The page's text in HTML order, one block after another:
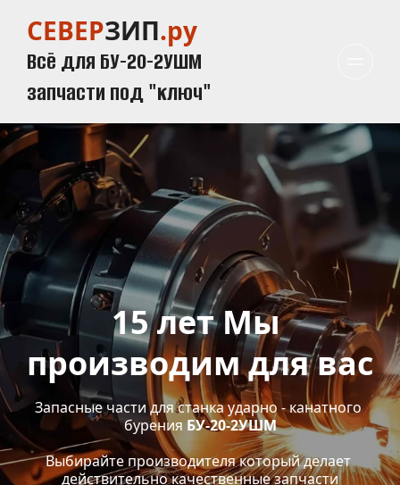
СЕВЕРЗИП.ру
Всё для БУ-20-2УШМ
запчасти под "ключ"
15 лет Мы
производим для вас
Запасные части для станка ударно - канатного
бурения БУ-20-2УШМ
Выбирайте производителя который делает
действительно качественные запчасти